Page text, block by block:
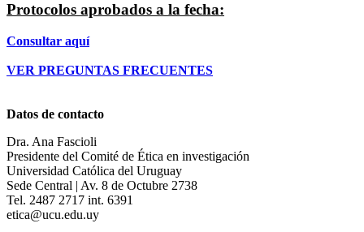
Protocolos aprobados a la fecha:
Consultar aquí
VER PREGUNTAS FRECUENTES
Datos de contacto
Dra. Ana Fascioli
Presidente del Comité de Ética en investigación
Universidad Católica del Uruguay
Sede Central | Av. 8 de Octubre 2738
Tel. 2487 2717 int. 6391
etica@ucu.edu.uy